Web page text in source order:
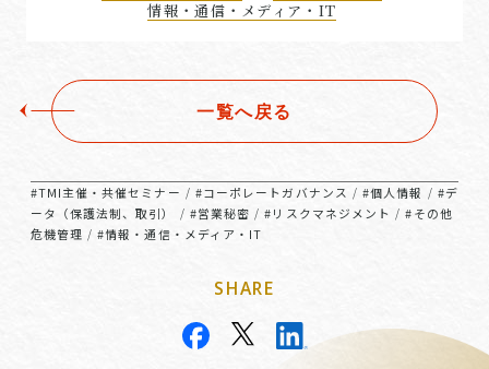
情報・通信・メディア・IT
一覧へ戻る
#TMI主催・共催セミナー / #コーポレートガバナンス /#個人情報 / #デ
ータ（保護法制、取引）
/ #営業秘密 /#リスクマネジメント /#その他
危機管理 /#情報・通信・メディア・IT
SHARE